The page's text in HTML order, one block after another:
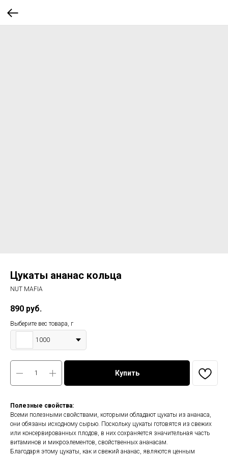
Цукаты ананас кольца
NUT MAFIA
890 руб.
Выберите вес товара, г
1000
Купить
Полезные свойства:
Всеми полезными свойствами, которыми обладают цукаты из ананаса,
они обязаны исходному сырью. Поскольку цукаты готовятся из свежих
или консервированных плодов, в них сохраняется значительная часть
витаминов и микроэлементов, свойственных ананасам.
Благодаря этому цукаты, как и свежий ананас, являются ценным